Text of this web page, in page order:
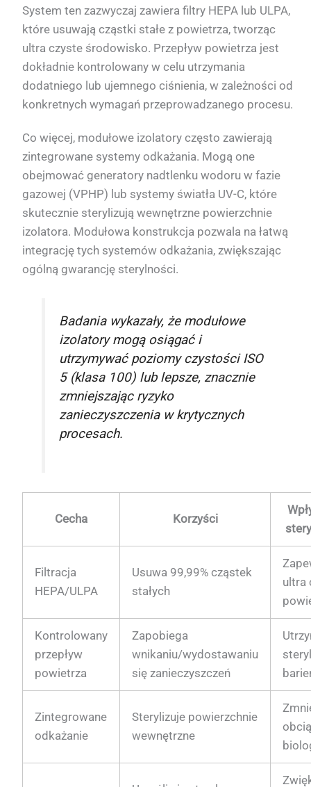
System ten zazwyczaj zawiera filtry HEPA lub ULPA,
które usuwają cząstki stałe z powietrza, tworząc
ultra czyste środowisko. Przepływ powietrza jest
dokładnie kontrolowany w celu utrzymania
dodatniego lub ujemnego ciśnienia, w zależności od
konkretnych wymagań przeprowadzanego procesu.
Co więcej, modułowe izolatory często zawierają
zintegrowane systemy odkażania. Mogą one
obejmować generatory nadtlenku wodoru w fazie
gazowej (VPHP) lub systemy światła UV-C, które
skutecznie sterylizują wewnętrzne powierzchnie
izolatora. Modułowa konstrukcja pozwala na łatwą
integrację tych systemów odkażania, zwiększając
ogólną gwarancję sterylności.
Badania wykazały, że modułowe
izolatory mogą osiągać i
utrzymywać poziomy czystości ISO
5 (klasa 100) lub lepsze, znacznie
zmniejszając ryzyko
zanieczyszczenia w krytycznych
procesach.
Cecha Korzyści
Filtracja
HEPA/ULPA
Usuwa 99,99% cząstek
stałych
ultra
Kontrolowany
przepływ
powietrza
Zapobiega
wnikaniu/wydostawaniu
się zanieczyszczeń
Zintegrowane
odkażanie
Sterylizuje powierzchnie
wewnętrzne